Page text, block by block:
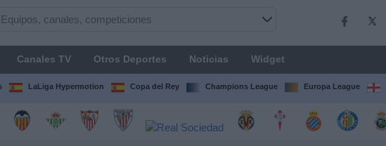
Canales TV Otros Deportes Noticias Widget
LaLiga Hypermotion Copa del Rey Champions League Europa League